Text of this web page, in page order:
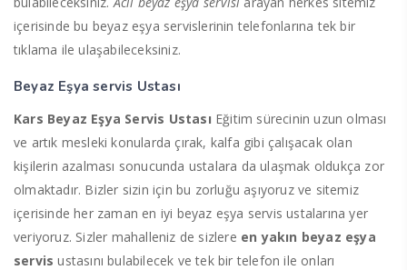
içerisinde bu beyaz eşya servislerinin telefonlarına tek bir
tıklama ile ulaşabileceksiniz.
Beyaz Eşya servis Ustası
Kars Beyaz Eşya Servis Ustası Eğitim sürecinin uzun olması
ve artık mesleki konularda çırak, kalfa gibi çalışacak olan
kişilerin azalması sonucunda ustalara da ulaşmak oldukça zor
olmaktadır. Bizler sizin için bu zorluğu aşıyoruz ve sitemiz
içerisinde her zaman en iyi beyaz eşya servis ustalarına yer
veriyoruz. Sizler mahalleniz de sizlere en yakın beyaz eşya
servis ustasını bulabilecek ve tek bir telefon ile onları